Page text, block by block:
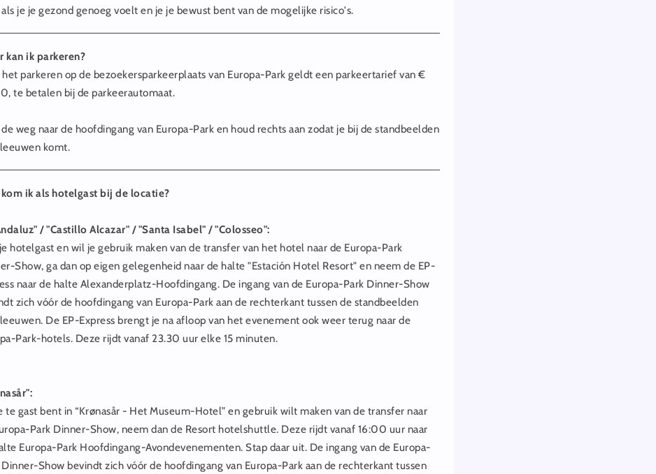
je je gezond genoeg voelt en je je bewust bent van de mogelijke risico's.
kan ik parkeren?
het parkeren op de bezoekersparkeerplaats van Europa-Park geldt een parkeertarief van €
te betalen bij de parkeerautomaat.
weg naar de hoofdingang van Europa-Park en houd rechts aan zodat je bij de standbeelden
komt.
ik als hotelgast bij de locatie?
/ "Castillo Alcazar" / "Santa Isabel" / "Colosseo":
hotelgast en wil je gebruik maken van de transfer van het hotel naar de Europa-Park
Show, ga dan op eigen gelegenheid naar de halte "Estación Hotel Resort" en neem de EP-
naar de halte Alexanderplatz-Hoofdingang. De ingang van de Europa-Park Dinner-Show
zich vóór de hoofdingang van Europa-Park aan de rechterkant tussen de standbeelden
De EP-Express brengt je na afloop van het evenement ook weer terug naar de
Park-hotels. Deze rijdt vanaf 23.30 uur elke 15 minuten.
te gast bent in “Krønasår - Het Museum-Hotel” en gebruik wilt maken van de transfer naar
Park Dinner-Show, neem dan de Resort hotelshuttle. Deze rijdt vanaf 16:00 uur naar
Europa-Park Hoofdingang-Avondevenementen. Stap daar uit. De ingang van de Europa-
Dinner-Show bevindt zich vóór de hoofdingang van Europa-Park aan de rechterkant tussen